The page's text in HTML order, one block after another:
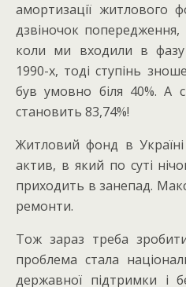
амортизації житлового
дзвіночок
коли ми входили в фазу
1990-х, тоді ступінь
був умовно біля 40%. А
становить 83,74%!
Житловий фонд в
актив, в який по суті
приходить в занепад.
ремонти.
Тож зараз треба
проблема стала
державної підтримки і